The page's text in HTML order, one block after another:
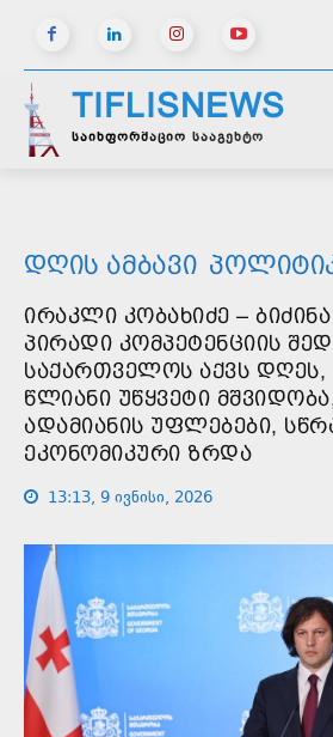
TIFLISNEWS
საინფორმაციო სააგენტო
ᲓᲦᲘᲡ ᲐᲛᲑᲐᲕᲘ
ᲘᲠᲐᲙᲚᲘ ᲙᲝᲑᲐᲮᲘᲫᲔ –
ᲞᲘᲠᲐᲓᲘ ᲙᲝᲛᲞᲔᲢᲔᲜᲪᲘᲘᲡ
ᲡᲐᲥᲐᲠᲗᲕᲔᲚᲝᲡ ᲐᲥᲕᲡ ᲓᲦᲔᲡ,
ᲬᲚᲘᲐᲜᲘ ᲣᲬᲧᲕᲔᲢᲘ
ᲐᲓᲐᲛᲘᲐᲜᲘᲡ ᲣᲤᲚᲔᲑᲔᲑᲘ,
ᲔᲙᲝᲜᲝᲛᲘᲙᲣᲠᲘ ᲖᲠᲓᲐ
13:13, 9 ივნისი, 2026